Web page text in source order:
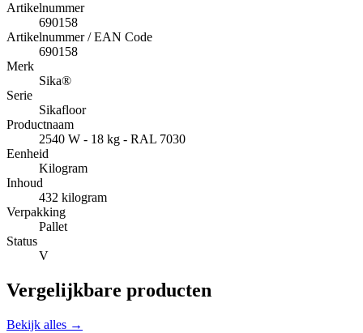
Artikelnummer
690158
Artikelnummer / EAN Code
690158
Merk
Sika®
Serie
Sikafloor
Productnaam
2540 W - 18 kg - RAL 7030
Eenheid
Kilogram
Inhoud
432 kilogram
Verpakking
Pallet
Status
V
Vergelijkbare producten
Bekijk alles →